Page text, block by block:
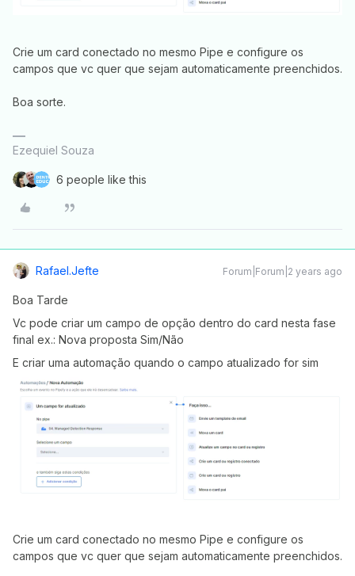
Crie um card conectado no mesmo Pipe e configure os
campos que vc quer que sejam automaticamente preenchidos.
Boa sorte.
Ezequiel Souza
6 people like this
Rafael.jefte Forum|Forum|2 years ago
Boa Tarde
Vc pode criar um campo de opção dentro do card nesta fase
final ex.: Nova proposta Sim/Não
E criar uma automação quando o campo atualizado for sim
Crie um card conectado no mesmo Pipe e configure os
campos que vc quer que sejam automaticamente preenchidos.